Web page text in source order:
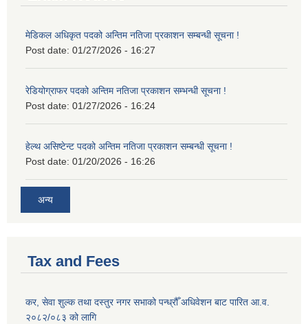
मेडिकल अधिकृत पदको अन्तिम नतिजा प्रकाशन सम्बन्धी सूचना !
Post date: 01/27/2026 - 16:27
रेडियोग्राफर पदको अन्तिम नतिजा प्रकाशन सम्भन्धी सूचना !
Post date: 01/27/2026 - 16:24
हेल्थ असिष्टेन्ट पदको अन्तिम नतिजा प्रकाशन सम्बन्धी सूचना !
Post date: 01/20/2026 - 16:26
अन्य
Tax and Fees
कर, सेवा शुल्क तथा दस्तुर नगर सभाको पन्ध्रौँ अधिवेशन बाट पारित आ.व.
२०८२/०८३ को लागि